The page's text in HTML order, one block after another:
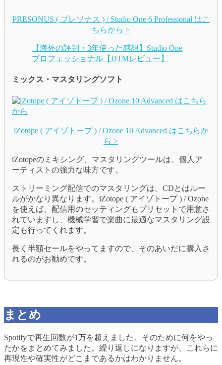
PRESONUS ( プレソナス ) / Studio One 6 Professional はこ
ちらから >
【海外の評判・3年使った感想】Studio One
プロフェッショナル【DTMレビュー】
ミックス・マスタリングソフト
iZotope ( アイゾトープ ) / Ozone 10 Advanced はこちらか
ら >
iZotopeのミキシング、マスタリングツールは、個人ア
ーティストの強力な味方です。
ストリーミング配信でのマスタリングは、CDとはルー
ルがかなり異なります。iZotope ( アイゾトープ ) / Ozone
を使えば、配信用のセッティングもプリセットで用意さ
れていますし、機械学習で楽曲に最適なマスタリング設
定も行ってくれます。
長く半額セールをやってますので、そのあいだに購入さ
れるのがお勧めです。
まとめ
Spotifyで再生回数が1万を超えました。そのために何をやっ
たかをまとめてみました。繰り返しになりますが、これらに
再現性や確実性がどこまであるかはわかりません。